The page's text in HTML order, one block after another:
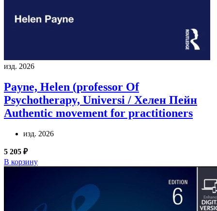
изд. 2026
Payne, Helen (professor Of
Psychotherapy, Universi / Хелен Пейн
Authentic movement for practitioners
изд. 2026
5 205 ₽
В корзину